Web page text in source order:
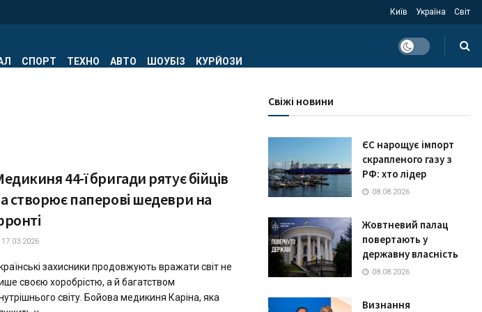
Київ Україна Світ
СПОРТ ТЕХНО АВТО ШОУБІЗ КУРЙОЗИ
44-ї бригади рятує бійців
створює паперові шедеври на
17.03.2026
захисники продовжують вражати світ не
своєю хоробрістю, а й багатством
світу. Бойова медикиня Каріна, яка
Свіжі новини
ЄС нарощує імпорт
скрапленого газу з
РФ: хто лідер
08.08.2026
Жовтневий палац
повертають у
державну власність
08.08.2026
Визнання